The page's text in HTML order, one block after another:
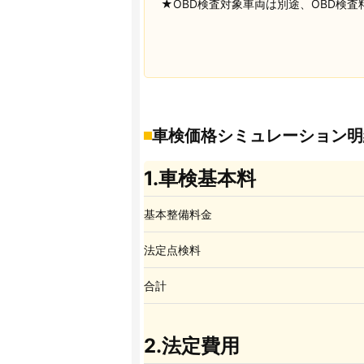
★OBD検査対象車両は別途、OBD検査
車検価格シミュレーション
1.車検基本料
基本整備料金
法定点検料
合計
2.法定費用